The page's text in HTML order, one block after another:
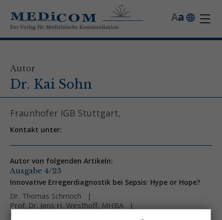
a
A
Autor
Dr. Kai Sohn
Fraunhofer IGB Stuttgart,
Kontakt unter:
Autor von folgenden Artikeln:
Ausgabe 4/25
Innovative Erregerdiagnostik bei Sepsis: Hype or Hope?
Dr. Thomas Schmoch
Prof. Dr. Jens H. Westhoff, MHBA
Dr. Mirko Sonntag